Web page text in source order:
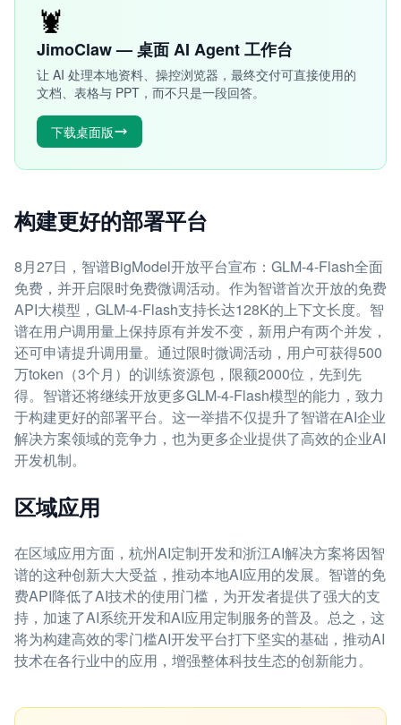
🦞
JimoClaw — 桌面 AI Agent 工作台
让 AI 处理本地资料、操控浏览器，最终交付可直接使用的
文档、表格与 PPT，而不只是一段回答。
下载桌面版
构建更好的部署平台
8月27日，智谱BigModel开放平台宣布：GLM-4-Flash全面
免费，并开启限时免费微调活动。作为智谱首次开放的免费
API大模型，GLM-4-Flash支持长达128K的上下文长度。智
谱在用户调用量上保持原有并发不变，新用户有两个并发，
还可申请提升调用量。通过限时微调活动，用户可获得500
万token（3个月）的训练资源包，限额2000位，先到先
得。智谱还将继续开放更多GLM-4-Flash模型的能力，致力
于构建更好的部署平台。这一举措不仅提升了智谱在AI企业
解决方案领域的竞争力，也为更多企业提供了高效的企业AI
开发机制。
区域应用
在区域应用方面，杭州AI定制开发和浙江AI解决方案将因智
谱的这种创新大大受益，推动本地AI应用的发展。智谱的免
费API降低了AI技术的使用门槛，为开发者提供了强大的支
持，加速了AI系统开发和AI应用定制服务的普及。总之，这
将为构建高效的零门槛AI开发平台打下坚实的基础，推动AI
技术在各行业中的应用，增强整体科技生态的创新能力。